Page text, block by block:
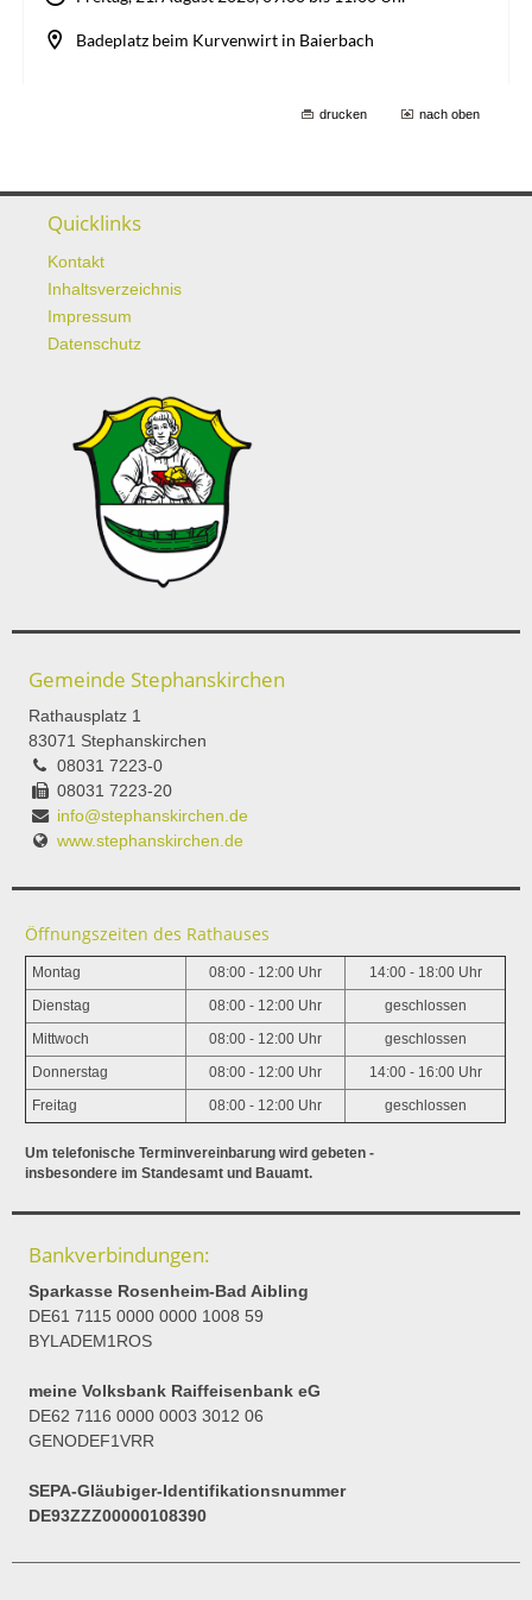
drucken nach oben
Quicklinks
Kontakt
Inhaltsverzeichnis
Impressum
Datenschutz
Gemeinde Stephanskirchen
Rathausplatz 1
83071 Stephanskirchen
08031 7223-0
08031 7223-20
info@stephanskirchen.de
www.stephanskirchen.de
Öffnungszeiten des Rathauses
Montag 08:00 - 12:00 Uhr 14:00 - 18:00 Uhr
Dienstag 08:00 - 12:00 Uhr geschlossen
Mittwoch 08:00 - 12:00 Uhr geschlossen
Donnerstag 08:00 - 12:00 Uhr 14:00 - 16:00 Uhr
Freitag 08:00 - 12:00 Uhr geschlossen
Um telefonische Terminvereinbarung wird gebeten -
insbesondere im Standesamt und Bauamt.
Bankverbindungen:
Sparkasse Rosenheim-Bad Aibling
DE61 7115 0000 0000 1008 59
BYLADEM1ROS
meine Volksbank Raiffeisenbank eG
DE62 7116 0000 0003 3012 06
GENODEF1VRR
SEPA-Gläubiger-Identifikationsnummer
DE93ZZZ00000108390